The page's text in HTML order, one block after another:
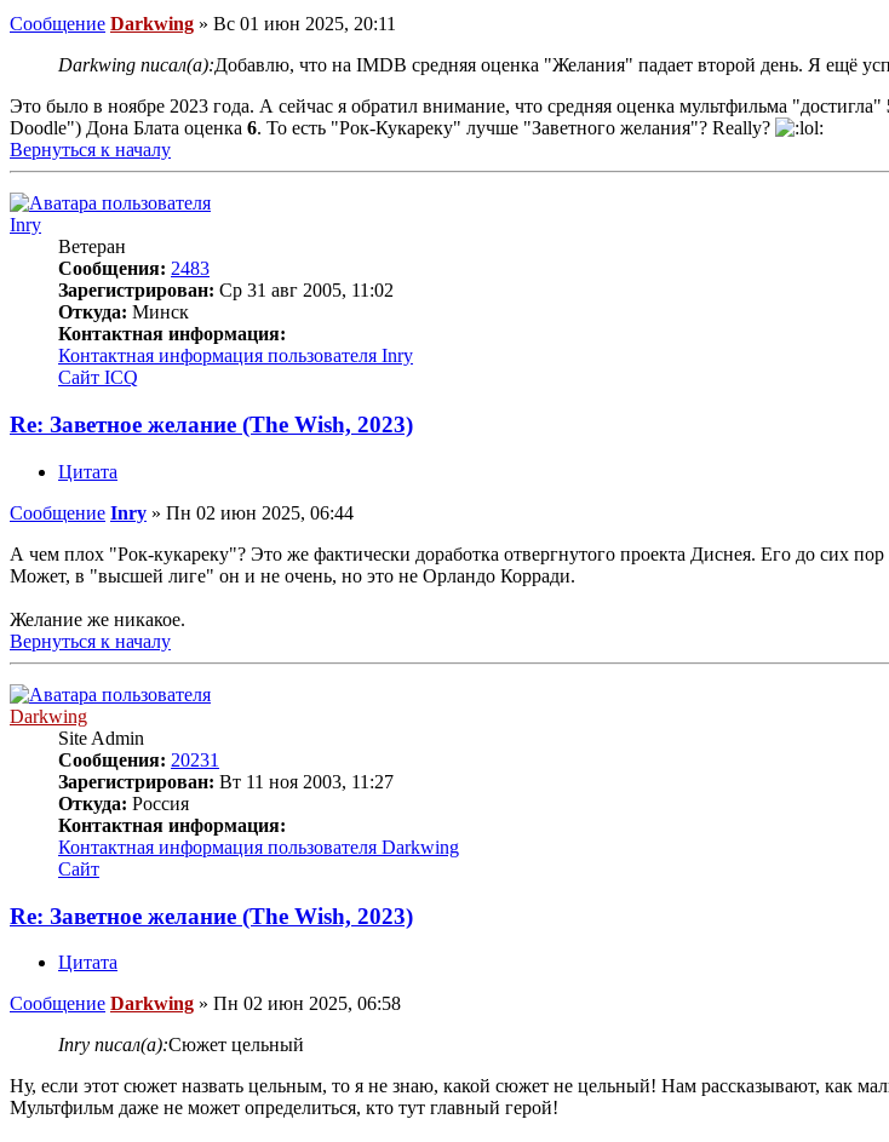
Сообщение Darkwing » Вс 01 июн 2025, 20:11
Darkwing писал(а):Добавлю, что на IMDB средняя оценка "Желания" падает второй день. Я ещё
Это было в ноябре 2023 года. А сейчас я обратил внимание, что средняя оценка мультфильма "достигла"
Doodle") Дона Блата оценка 6. То есть "Рок-Кукареку" лучше "Заветного желания"? Really?
Вернуться к началу
Inry
Ветеран
Сообщения: 2483
Зарегистрирован: Ср 31 авг 2005, 11:02
Откуда: Минск
Контактная информация:
Контактная информация пользователя Inry
Сайт ICQ
Re: Заветное желание (The Wish, 2023)
Цитата
Сообщение Inry » Пн 02 июн 2025, 06:44
А чем плох "Рок-кукареку"? Это же фактически доработка отвергнутого проекта Диснея. Его до сих
Может, в "высшей лиге" он и не очень, но это не Орландо Корради.
Желание же никакое.
Вернуться к началу
Darkwing
Site Admin
Сообщения: 20231
Зарегистрирован: Вт 11 ноя 2003, 11:27
Откуда: Россия
Контактная информация:
Контактная информация пользователя Darkwing
Сайт
Re: Заветное желание (The Wish, 2023)
Цитата
Сообщение Darkwing » Пн 02 июн 2025, 06:58
Inry писал(а):Сюжет цельный
Ну, если этот сюжет назвать цельным, то я не знаю, какой сюжет не цельный! Нам рассказывают, как
Мультфильм даже не может определиться, кто тут главный герой!